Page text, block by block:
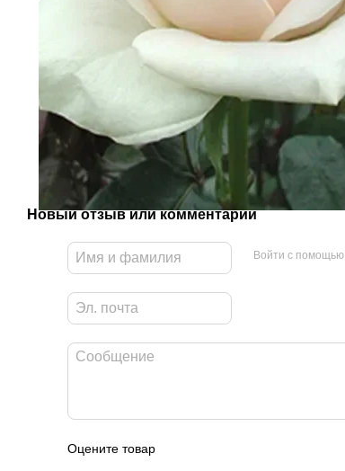
Новый отзыв или комментарий
Войти с помощью
Оцените товар